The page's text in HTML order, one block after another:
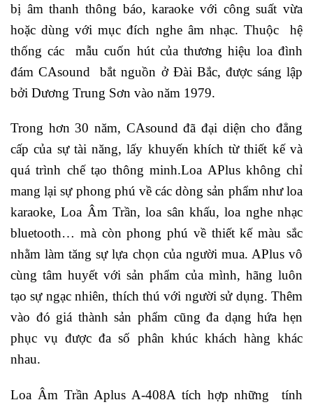
bị âm thanh thông báo, karaoke với công suất vừa
hoặc dùng với mục đích nghe âm nhạc. Thuộc hệ
thống các mẫu cuốn hút của thương hiệu loa đình
đám CAsound bắt nguồn ở Đài Bắc, được sáng lập
bởi Dương Trung Sơn vào năm 1979.
Trong hơn 30 năm, CAsound đã đại diện cho đẳng
cấp của sự tài năng, lấy khuyến khích từ thiết kế và
quá trình chế tạo thông minh.Loa APlus không chỉ
mang lại sự phong phú về các dòng sản phẩm như loa
karaoke, Loa Âm Trần, loa sân khấu, loa nghe nhạc
bluetooth… mà còn phong phú về thiết kế màu sắc
nhằm làm tăng sự lựa chọn của người mua. APlus vô
cùng tâm huyết với sản phẩm của mình, hãng luôn
tạo sự ngạc nhiên, thích thú với người sử dụng. Thêm
vào đó giá thành sản phẩm cũng đa dạng hứa hẹn
phục vụ được đa số phân khúc khách hàng khác
nhau.
Loa Âm Trần Aplus A-408A tích hợp những tính